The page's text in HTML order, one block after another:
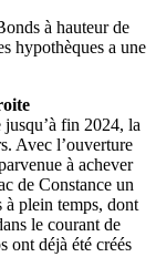
à hauteur de
hypothèques a une
fin 2024, la
Avec l’ouverture
à achever
de Constance un
à plein temps, dont
le courant de
ont déjà été créés